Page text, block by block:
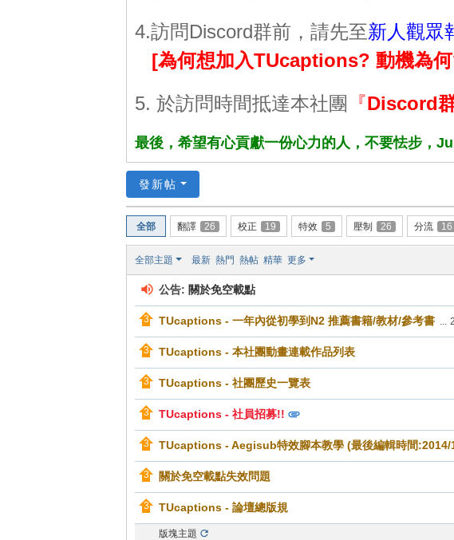
4.訪問Discord群前，請先至新人觀眾
[為何想加入TUcaptions? 動機為
5. 於訪問時間抵達本社團
『Discord
最後，希望有心貢獻一份心力的人，不要怯步，
發新帖
全部 翻譯 26 校正 19 特效 5 壓制 26 分流 16
全部主題 最新 熱門 熱帖 精華 更多
公告: 關於免空載點
TUcaptions - 一年內從初學到N2 推薦書籍/教材/參考書 ... 2
TUcaptions - 本社團動畫連載作品列表
TUcaptions - 社團歷史一覽表
TUcaptions - 社員招募!!
TUcaptions - Aegisub特效腳本教學 (最後編輯時間:2014/
關於免空載點失效問題
TUcaptions - 論壇總版規
版塊主題